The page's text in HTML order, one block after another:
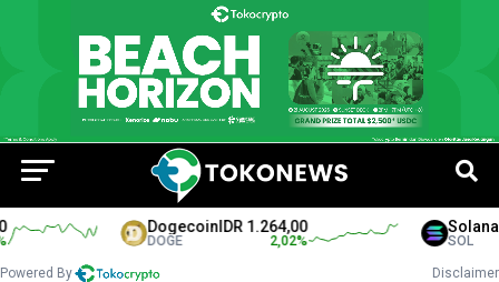
DogecoinIDR 1.264,00
DOGE 2,02 %
Solana
SOL
Powered By Disclaimer